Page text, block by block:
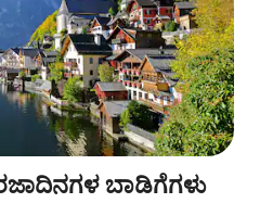
ಬಾಡಿಗೆಗಳು